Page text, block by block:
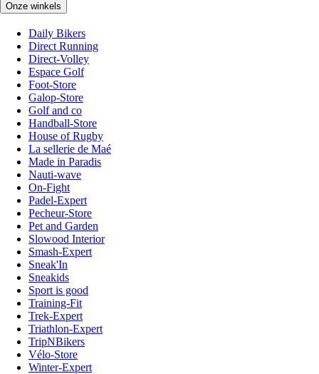
Onze winkels
Daily Bikers
Direct Running
Direct-Volley
Espace Golf
Foot-Store
Galop-Store
Golf and co
Handball-Store
House of Rugby
La sellerie de Maé
Made in Paradis
Nauti-wave
On-Fight
Padel-Expert
Pecheur-Store
Pet and Garden
Slowood Interior
Smash-Expert
Sneak'In
Sneakids
Sport is good
Training-Fit
Trek-Expert
Triathlon-Expert
TripNBikers
Vélo-Store
Winter-Expert